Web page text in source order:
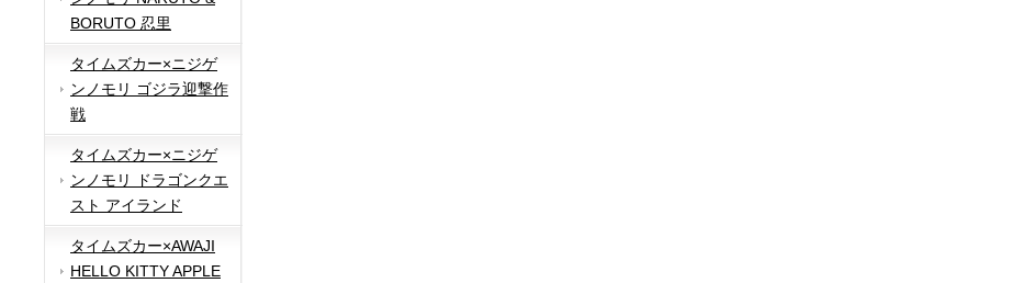
BORUTO 忍里
タイムズカー×ニジゲ
ンノモリ ゴジラ迎撃作
戦
タイムズカー×ニジゲ
ンノモリ ドラゴンクエ
スト アイランド
タイムズカー×AWAJI
HELLO KITTY APPLE